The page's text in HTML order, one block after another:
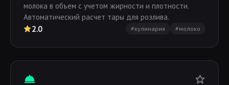
молока в объем с учетом жирности и плотности.
Автоматический расчет тары для розлива.
2.0 #кулинария #молоко